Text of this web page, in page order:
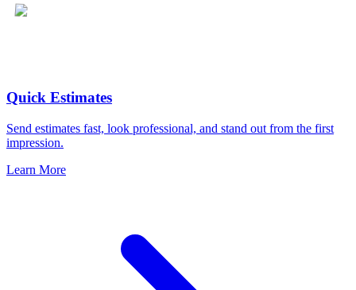
Quick Estimates
Send estimates fast, look professional, and stand out from the first
impression.
Learn More